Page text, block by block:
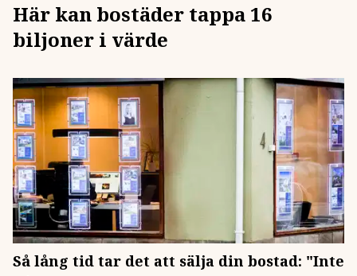
Här kan bostäder tappa 16
biljoner i värde
Så lång tid tar det att sälja din bostad: "Inte